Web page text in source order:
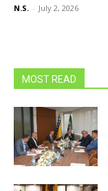
N.S. - July 2, 2026
MOST READ